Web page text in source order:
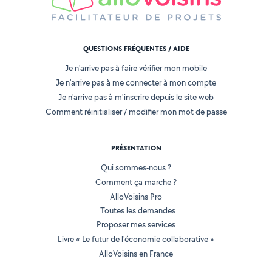
QUESTIONS FRÉQUENTES / AIDE
Je n'arrive pas à faire vérifier mon mobile
Je n'arrive pas à me connecter à mon compte
Je n'arrive pas à m'inscrire depuis le site web
Comment réinitialiser / modifier mon mot de passe
PRÉSENTATION
Qui sommes-nous ?
Comment ça marche ?
AlloVoisins Pro
Toutes les demandes
Proposer mes services
Livre « Le futur de l'économie collaborative »
AlloVoisins en France